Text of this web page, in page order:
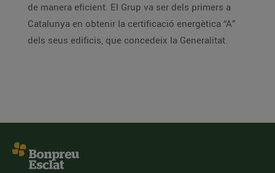
de manera eficient. El Grup va ser dels primers a
Catalunya en obtenir la certificació energètica “A”
dels seus edificis, que concedeix la Generalitat.